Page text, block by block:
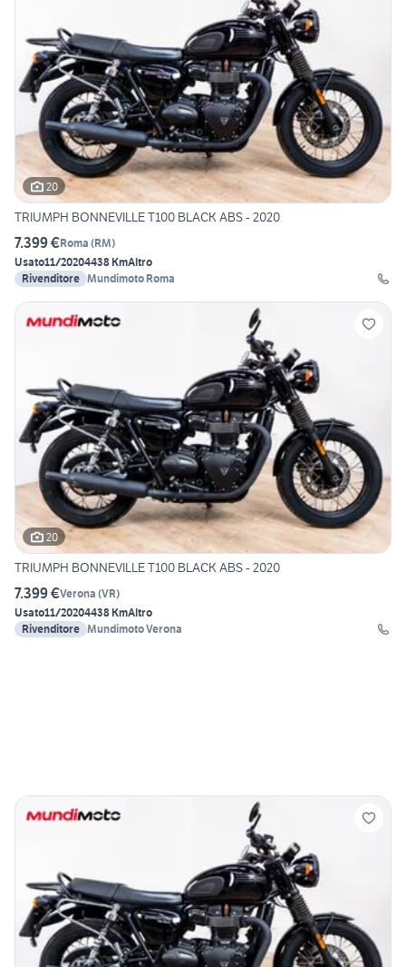
20
TRIUMPH BONNEVILLE T100 BLACK ABS - 2020
7.399 €Roma (RM)
Usato11/20204438 KmAltro
Rivenditore Mundimoto Roma
20
TRIUMPH BONNEVILLE T100 BLACK ABS - 2020
7.399 €Verona (VR)
Usato11/20204438 KmAltro
Rivenditore Mundimoto Verona